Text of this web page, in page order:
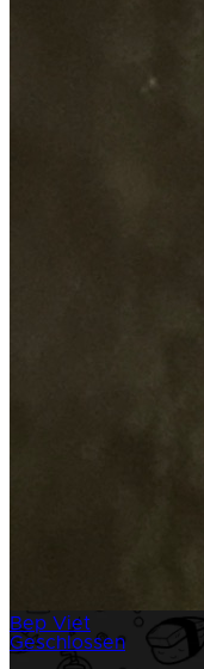
Bep Viet
Geschlossen